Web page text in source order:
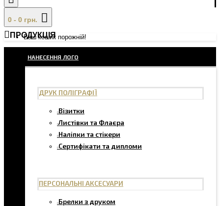
0 - 0 грн.
Ваш кошик порожній!
ПРОДУКЦІЯ
НАНЕСЕННЯ ЛОГО
ДРУК ПОЛІГРАФІЇ
Візитки
Листівки та Флаєра
Наліпки та стікери
Сертифікати та дипломи
ПЕРСОНАЛЬНІ АКСЕСУАРИ
Брелки з друком